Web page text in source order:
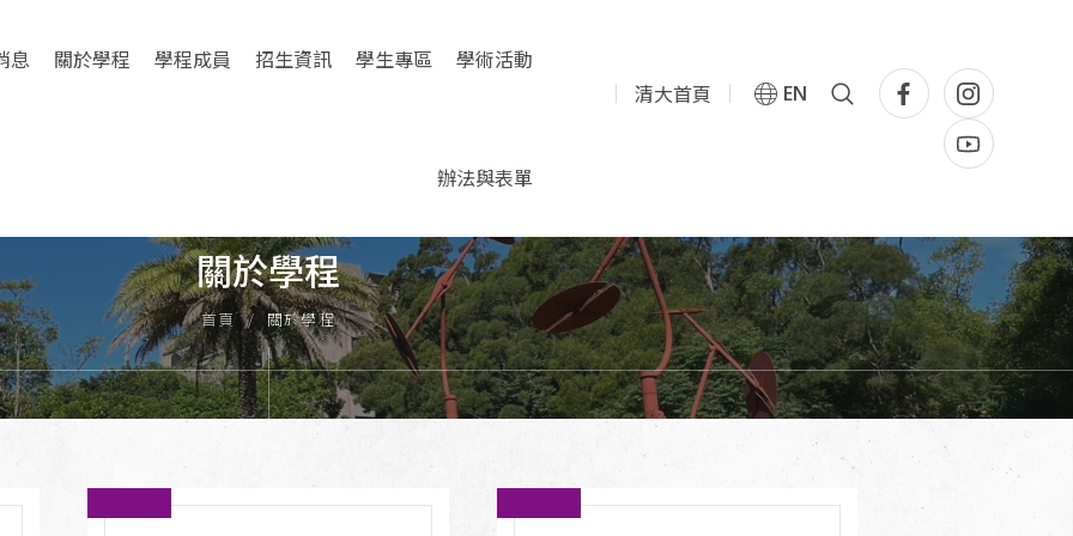
息 關於學程
願景宗旨
組織架構
學程主任
學程成員
行政人員
招生資訊
獎助學金
課程規劃
學生專區
課程查詢
實習計畫
論文相關
學術活動
演講/工作坊
論文發表
學位論文
國際生交流
辦法與表單
辦法規章
表單下載
清大首頁 EN
關於學程
首頁 關於學程